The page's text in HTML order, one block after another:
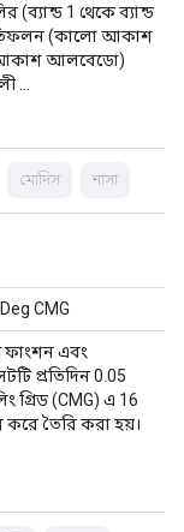
(ব্যান্ড 1 থেকে ব্যান্ড
(কালো আকাশ
আকাশ আলবেডো)
...
মোদিস নাসা
CMG
ফাংশন এবং
প্রতিদিন 0.05
গ্রিড (CMG) এ 16
করে তৈরি করা হয়।